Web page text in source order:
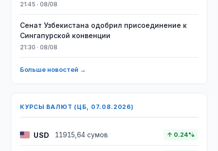
21:45 · 08/08
Сенат Узбекистана одобрил присоединение к
Сингапурской конвенции
21:30 · 08/08
Больше новостей →
КУРСЫ ВАЛЮТ (ЦБ, 07.08.2026)
USD 11915,64 сумов ↑ 0.24%